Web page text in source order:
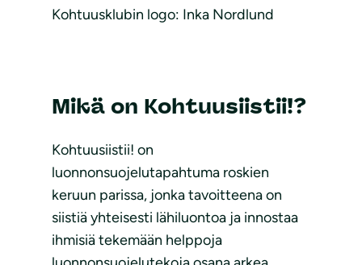
Kohtuusklubin logo: Inka Nordlund
Mikä on Kohtuusiistii!?
Kohtuusiistii! on
luonnonsuojelutapahtuma roskien
keruun parissa, jonka tavoitteena on
siistiä yhteisesti lähiluontoa ja innostaa
ihmisiä tekemään helppoja